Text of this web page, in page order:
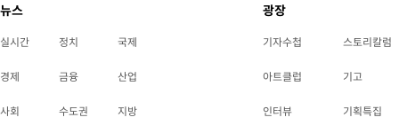
뉴스
실시간 정치 국제
경제 금융 산업
사회 수도권 지방
광장
기자수첩 스토리칼럼
아트클럽 기고
인터뷰 기획특집